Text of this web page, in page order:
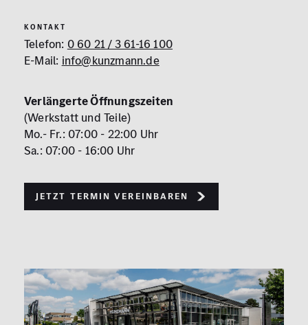
KONTAKT
Telefon: 0 60 21 / 3 61-16 100
E-Mail: info@kunzmann.de
Verlängerte Öffnungszeiten
(Werkstatt und Teile)
Mo.- Fr.: 07:00 - 22:00 Uhr
Sa.: 07:00 - 16:00 Uhr
Jetzt Termin vereinbaren